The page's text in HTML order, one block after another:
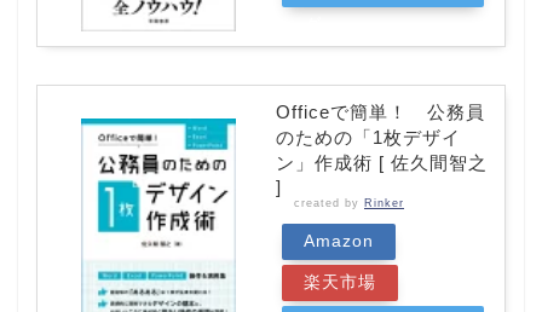
Officeで簡単！ 公務員
のための「1枚デザイ
ン」作成術 [ 佐久間智之
]
created by Rinker
Amazon
楽天市場